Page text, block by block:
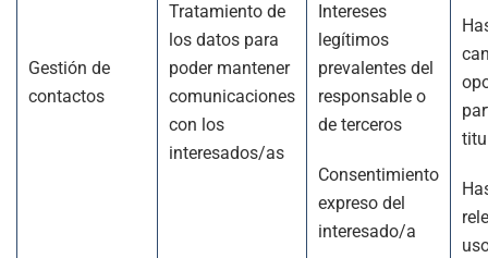
Gestión de
contactos
Tratamiento de
los datos para
poder mantener
comunicaciones
con los
interesados/as
Intereses
legítimos
prevalentes del
responsable o
de terceros
Consentimiento
expreso del
interesado/a